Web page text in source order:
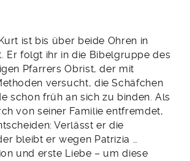
ist bis über beide Ohren in
Er folgt ihr in die Bibelgruppe des
Pfarrers Obrist, der mit
versucht, die Schäfchen
schon früh an sich zu binden. Als
von seiner Familie entfremdet,
Verlässt er die
bleibt er wegen Patrizia …
und erste Liebe – um diese